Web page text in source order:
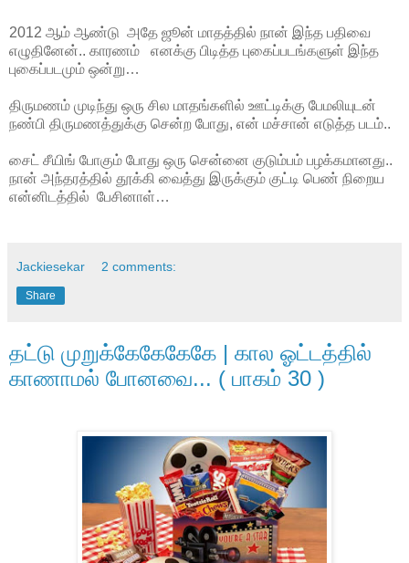
2012 ஆம் ஆண்டு அதே ஜூன் மாதத்தில் நான் இந்த பதிவை
எழுதினேன்.. காரணம் எனக்கு பிடித்த புகைப்படங்களுள் இந்த
புகைப்படமும் ஒன்று…
திருமணம் முடிந்து ஒரு சில மாதங்களில் ஊட்டிக்கு பேமலியுடன்
நண்பி திருமணத்துக்கு சென்ற போது, என் மச்சான் எடுத்த படம்..
சைட் சீயிங் போகும் போது ஒரு சென்னை குடும்பம் பழக்கமானது..
நான் அந்தரத்தில் தூக்கி வைத்து இருக்கும் குட்டி பெண் நிறைய
என்னிடத்தில் பேசினாள்…
Jackiesekar 2 comments:
Share
தட்டு முறுக்கேகேகேகே | கால ஓட்டத்தில்
காணாமல் போனவை... ( பாகம் 30 )